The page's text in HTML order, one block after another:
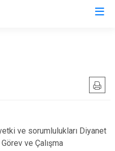
Şaphane
Simav
ve sorumlulukları Diyanet
ve Çalışma